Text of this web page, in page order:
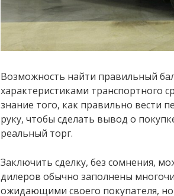
Возможность найти правильный
характеристиками транспортного
знание того, как правильно вести
руку, чтобы сделать вывод о
реальный торг.
Заключить сделку, без сомнения,
дилеров обычно заполнены
ожидающими своего покупателя,